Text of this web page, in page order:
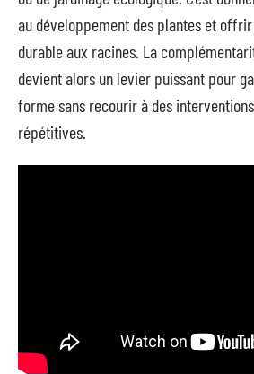
au développement des plantes et
durable aux racines. La
devient alors un levier puissant pour
forme sans recourir à des
répétitives.